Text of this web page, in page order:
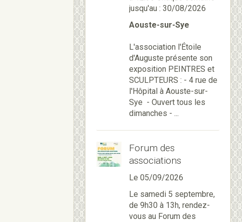
jusqu'au : 30/08/2026
Aouste-sur-Sye
L'association l'Étoile
d'Auguste présente son
exposition PEINTRES et
SCULPTEURS : - 4 rue de
l'Hôpital à Aouste-sur-
Sye - Ouvert tous les
dimanches - ...
Forum des
associations
Le 05/09/2026
Le samedi 5 septembre,
de 9h30 à 13h, rendez-
vous au Forum des